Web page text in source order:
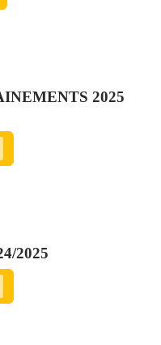
2025
2025